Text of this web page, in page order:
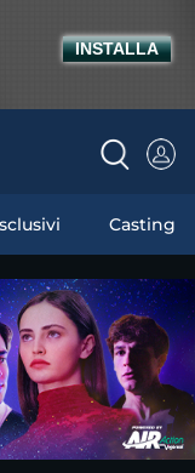
Casting
INSTALLA